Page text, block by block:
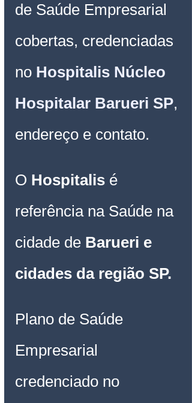
de Saúde Empresarial
cobertas, credenciadas
no Hospitalis Núcleo
Hospitalar Barueri SP,
endereço e contato.
O Hospitalis é
referência na Saúde na
cidade de Barueri e
cidades da região SP.
Plano de Saúde
Empresarial
credenciado no